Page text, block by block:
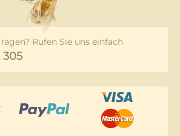
Rufen Sie uns einfach
305